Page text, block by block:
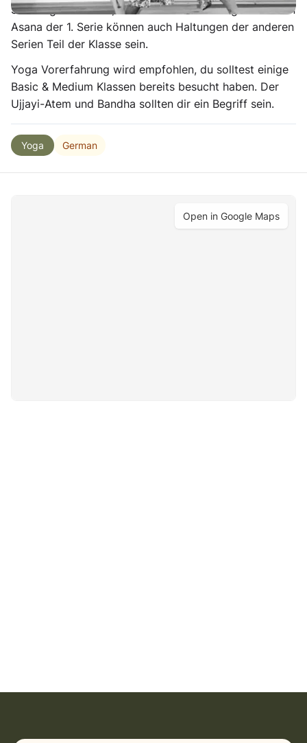
Sonnengrüße A + B, den stehenden Haltungen und den
Asana der 1. Serie können auch Haltungen der anderen
Serien Teil der Klasse sein.
Yoga Vorerfahrung wird empfohlen, du solltest einige
Basic & Medium Klassen bereits besucht haben. Der
Ujjayi-Atem und Bandha sollten dir ein Begriff sein.
Yoga German
Open in Google Maps